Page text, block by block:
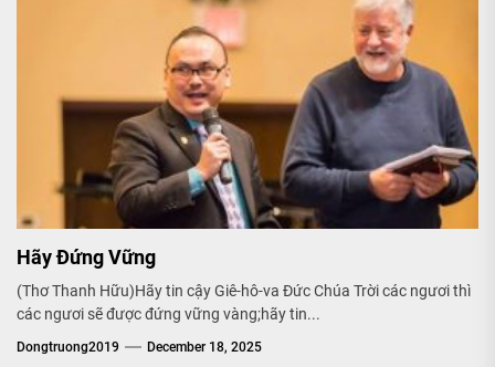
Hãy Đứng Vững
(Thơ Thanh Hữu)Hãy tin cậy Giê-hô-va Đức Chúa Trời các ngươi thì
các ngươi sẽ được đứng vững vàng;hãy tin...
Dongtruong2019 December 18, 2025